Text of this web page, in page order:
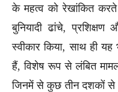
के महत्व को रेखांकित करते
बुनियादी ढांचे,
स्वीकार किया, साथ ही यह
हैं, विशेष रूप से लंबित
जिनमें से कुछ तीन दशकों